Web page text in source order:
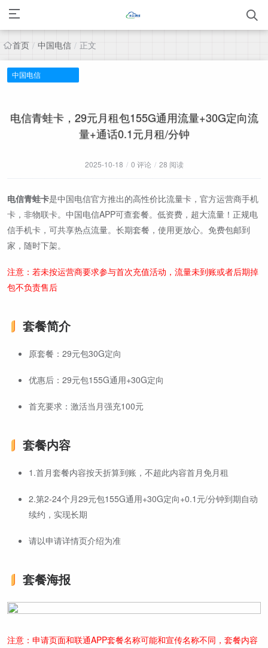
首页 / 中国电信 / 正文
中国电信
电信青蛙卡，29元月租包155G通用流量+30G定向流
量+通话0.1元月租/分钟
2025-10-18 / 0 评论 / 28 阅读
电信青蛙卡是中国电信官方推出的高性价比流量卡，官方运营商手机
卡，非物联卡。中国电信APP可查套餐。低资费，超大流量！正规电
信手机卡，可共享热点流量。长期套餐，使用更放心。免费包邮到
家，随时下架。
注意：若未按运营商要求参与首次充值活动，流量未到账或者后期掉
包不负责售后
套餐简介
原套餐：29元包30G定向
优惠后：29元包155G通用+30G定向
首充要求：激活当月强充100元
套餐内容
1.首月套餐内容按天折算到账，不超此内容首月免月租
2.第2-24个月29元包155G通用+30G定向+0.1元/分钟到期自动
续约，实现长期
请以申请详情页介绍为准
套餐海报
注意：申请页面和联通APP套餐名称可能和宣传名称不同，套餐内容